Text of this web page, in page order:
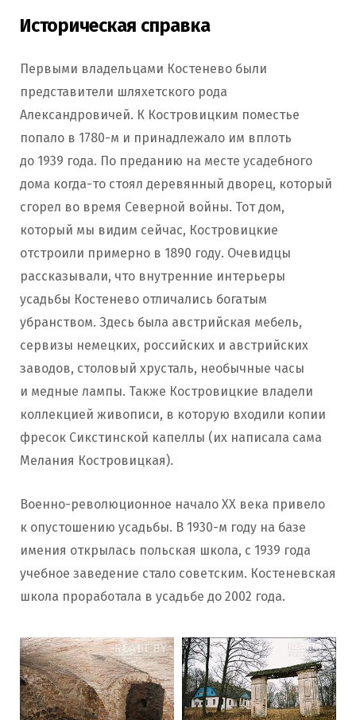
Историческая справка
Первыми владельцами Костенево были
представители шляхетского рода
Александровичей. К Костровицким поместье
попало в 1780-м и принадлежало им вплоть
до 1939 года. По преданию на месте усадебного
дома когда-то стоял деревянный дворец, который
сгорел во время Северной войны. Тот дом,
который мы видим сейчас, Костровицкие
отстроили примерно в 1890 году. Очевидцы
рассказывали, что внутренние интерьеры
усадьбы Костенево отличались богатым
убранством. Здесь была австрийская мебель,
сервизы немецких, российских и австрийских
заводов, столовый хрусталь, необычные часы
и медные лампы. Также Костровицкие владели
коллекцией живописи, в которую входили копии
фресок Сикстинской капеллы (их написала сама
Мелания Костровицкая).
Военно-революционное начало XX века привело
к опустошению усадьбы. В 1930-м году на базе
имения открылась польская школа, с 1939 года
учебное заведение стало советским. Костеневская
школа проработала в усадьбе до 2002 года.